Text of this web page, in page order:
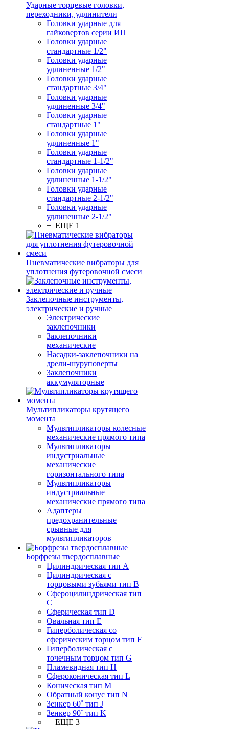
Ударные торцевые головки,
переходники, удлинители
Головки ударные для
гайковертов серии ИП
Головки ударные
стандартные 1/2"
Головки ударные
удлиненные 1/2"
Головки ударные
стандартные 3/4"
Головки ударные
удлиненные 3/4"
Головки ударные
стандартные 1"
Головки ударные
удлиненные 1"
Головки ударные
стандартные 1-1/2"
Головки ударные
удлиненные 1-1/2"
Головки ударные
стандартные 2-1/2"
Головки ударные
удлиненные 2-1/2"
+ ЕЩЕ 1
Пневматические вибраторы для
уплотнения футеровочной смеси
Заклепочные инструменты,
электрические и ручные
Электрические
заклепочники
Заклепочники
механические
Насадки-заклепочники на
дрели-шуруповерты
Заклепочники
аккумуляторные
Мультипликаторы крутящего
момента
Мультипликаторы колесные
механические прямого типа
Мультипликаторы
индустриальные
механические
горизонтального типа
Мультипликаторы
индустриальные
механические прямого типа
Адаптеры
предохранительные
срывные для
мультипликаторов
Борфрезы твердосплавные
Цилиндрическая тип A
Цилиндрическая с
торцовыми зубьями тип B
Сфероцилиндрическая тип
C
Сферическая тип D
Овальная тип E
Гиперболическая со
сферическим торцом тип F
Гиперболическая с
точечным торцом тип G
Пламевидная тип H
Сфероконическая тип L
Коническая тип M
Обратный конус тип N
Зенкер 60˚ тип J
Зенкер 90˚ тип K
+ ЕЩЕ 3